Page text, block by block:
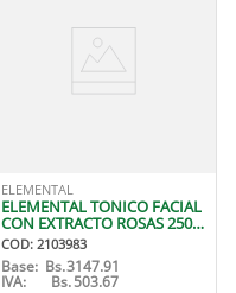
ELEMENTAL
ELEMENTAL TONICO FACIAL
CON EXTRACTO ROSAS 250
ML
COD: 2103983
Base: Bs.3147.91
IVA: Bs.503.67